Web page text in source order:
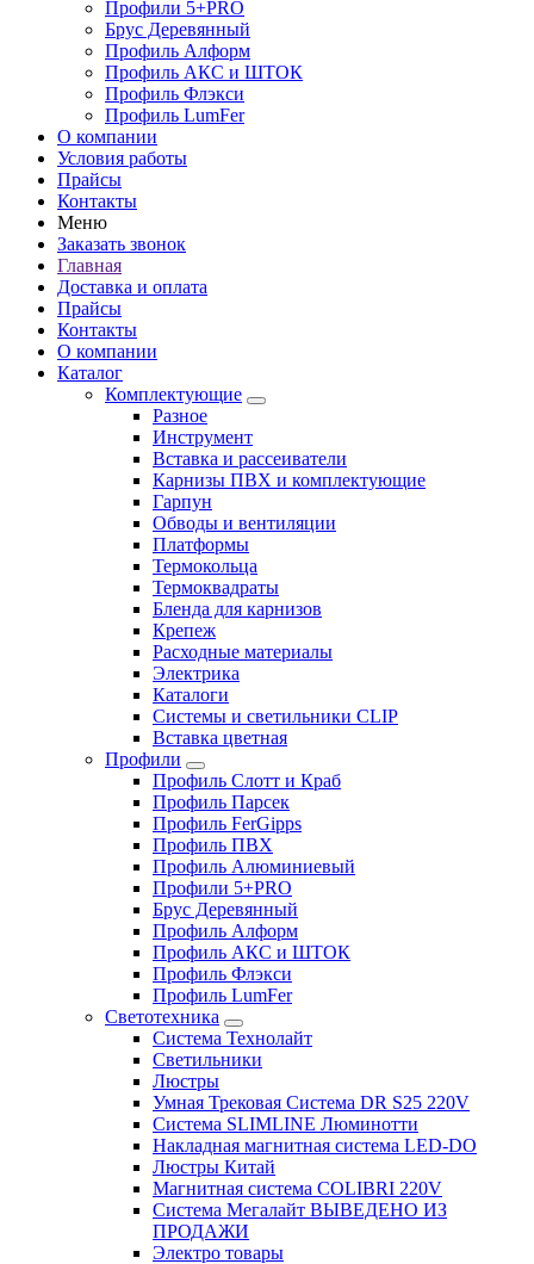
Профили 5+PRO
Брус Деревянный
Профиль Алформ
Профиль АКС и ШТОК
Профиль Флэкси
Профиль LumFer
О компании
Условия работы
Прайсы
Контакты
Меню
Заказать звонок
Главная
Доставка и оплата
Прайсы
Контакты
О компании
Каталог
Комплектующие
Разное
Инструмент
Вставка и рассеиватели
Карнизы ПВХ и комплектующие
Гарпун
Обводы и вентиляции
Платформы
Термокольца
Термоквадраты
Бленда для карнизов
Крепеж
Расходные материалы
Электрика
Каталоги
Системы и светильники CLIP
Вставка цветная
Профили
Профиль Слотт и Краб
Профиль Парсек
Профиль FerGipps
Профиль ПВХ
Профиль Алюминиевый
Профили 5+PRO
Брус Деревянный
Профиль Алформ
Профиль АКС и ШТОК
Профиль Флэкси
Профиль LumFer
Светотехника
Система Технолайт
Светильники
Люстры
Умная Трековая Система DR S25 220V
Система SLIMLINE Люминотти
Накладная магнитная система LED-DO
Люстры Китай
Магнитная система COLIBRI 220V
Система Мегалайт ВЫВЕДЕНО ИЗ
ПРОДАЖИ
Электро товары